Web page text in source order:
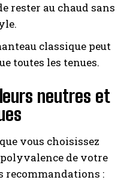
rester au chaud sans
classique peut
toutes les tenues.
neutres et
vous choisissez
de votre
recommandations :